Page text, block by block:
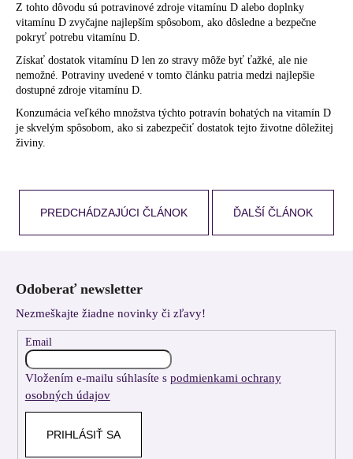
Z tohto dôvodu sú potravinové zdroje vitamínu D alebo doplnky
vitamínu D zvyčajne najlepším spôsobom, ako dôsledne a bezpečne
pokryť potrebu vitamínu D.
Získať dostatok vitamínu D len zo stravy môže byť ťažké, ale nie
nemožné. Potraviny uvedené v tomto článku patria medzi najlepšie
dostupné zdroje vitamínu D.
Konzumácia veľkého množstva týchto potravín bohatých na vitamín D
je skvelým spôsobom, ako si zabezpečiť dostatok tejto životne dôležitej
živiny.
PREDCHÁDZAJÚCI ČLÁNOK ĎALŠÍ ČLÁNOK
Odoberať newsletter
Nezmeškajte žiadne novinky či zľavy!
Email
Vložením e-mailu súhlasíte s podmienkami ochrany
osobných údajov
PRIHLÁSIŤ SA